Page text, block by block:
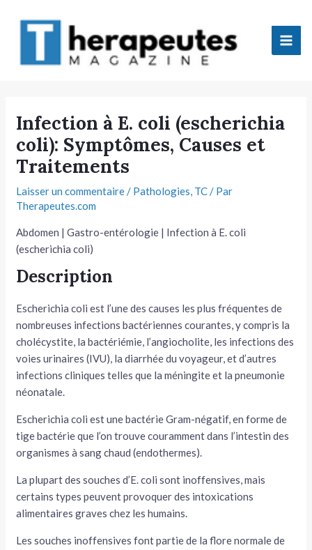
Infection à E. coli (escherichia
coli): Symptômes, Causes et
Traitements
Laisser un commentaire/ Pathologies, TC/ Par
Therapeutes.com
Abdomen | Gastro-entérologie | Infection à E. coli
(escherichia coli)
Description
Escherichia coli est l’une des causes les plus fréquentes de
nombreuses infections bactériennes courantes, y compris la
cholécystite, la bactériémie, l’angiocholite, les infections des
voies urinaires (IVU), la diarrhée du voyageur, et d’autres
infections cliniques telles que la méningite et la pneumonie
néonatale.
Escherichia coli est une bactérie Gram-négatif, en forme de
tige bactérie que l’on trouve couramment dans l’intestin des
organismes à sang chaud (endothermes).
La plupart des souches d’E. coli sont inoffensives, mais
certains types peuvent provoquer des intoxications
alimentaires graves chez les humains.
Les souches inoffensives font partie de la flore normale de